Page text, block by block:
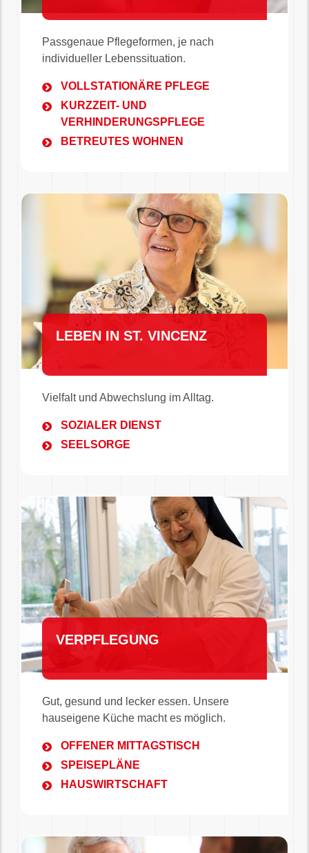
Passgenaue Pflegeformen, je nach
individueller Lebenssituation.
VOLLSTATIONÄRE PFLEGE
KURZZEIT- UND
VERHINDERUNGSPFLEGE
BETREUTES WOHNEN
LEBEN IN ST. VINCENZ
Vielfalt und Abwechslung im Alltag.
SOZIALER DIENST
SEELSORGE
VERPFLEGUNG
Gut, gesund und lecker essen. Unsere
hauseigene Küche macht es möglich.
OFFENER MITTAGSTISCH
SPEISEPLÄNE
HAUSWIRTSCHAFT